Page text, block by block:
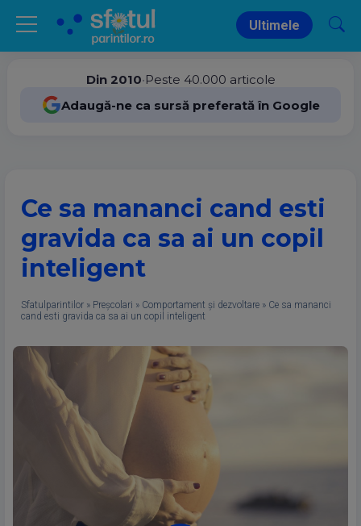
Ultimele
Din 2010•Peste 40.000 articole
Adaugă-ne ca sursă preferată în Google
Ce sa mananci cand esti
gravida ca sa ai un copil
inteligent
Sfatulparintilor » Preșcolari » Comportament și dezvoltare » Ce sa mananci
cand esti gravida ca sa ai un copil inteligent